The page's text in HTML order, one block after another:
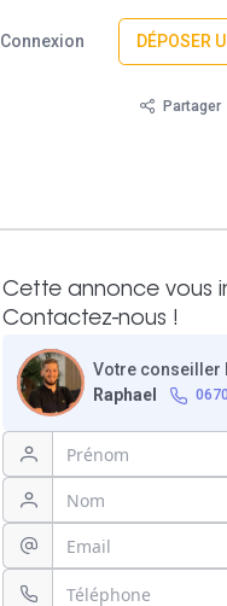
Connexion DÉPOSER
Partager
Cette annonce vous
Contactez-nous !
Votre conseiller
Raphael